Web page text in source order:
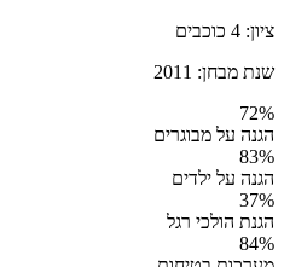
ציון: 4 כוכבים
שנת מבחן: 2011
72%
הגנה על מבוגרים
83%
הגנה על ילדים
37%
הגנת הולכי רגל
84%